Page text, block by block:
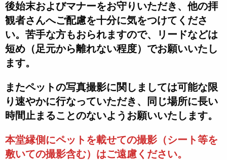
後始末およびマナーをお守りいただき、他の拝
観者さんへご配慮を十分に気をつけてくださ
い。苦手な方もおられますので、リードなどは
短め（足元から離れない程度）でお願いいたし
ます。
またペットの写真撮影に関しましては可能な限
り速やかに行なっていただき、同じ場所に長い
時間止まることのないようお願いいたします。
本堂縁側にペットを載せての撮影（シート等を
敷いての撮影含む）はご遠慮ください。